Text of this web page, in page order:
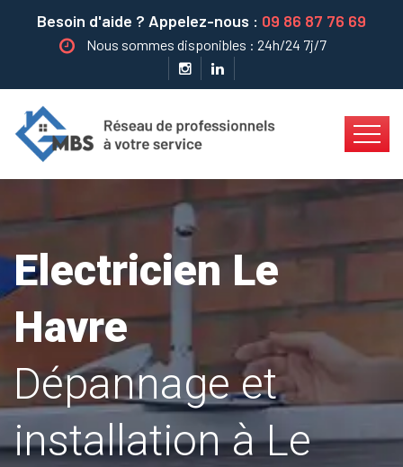
Besoin d'aide ? Appelez-nous : 09 86 87 76 69
Nous sommes disponibles : 24h/24 7j/7
Electricien Le
Havre
Dépannage et
installation à Le